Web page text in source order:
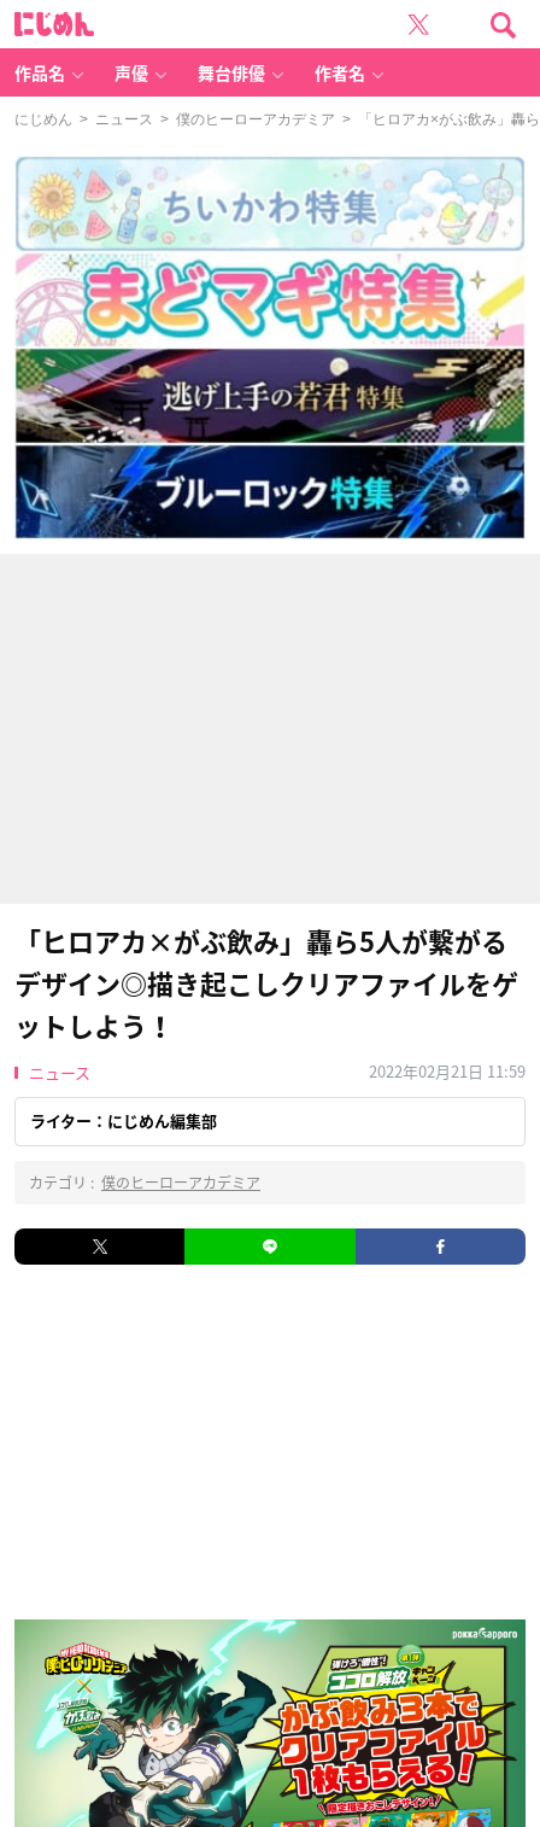
作品名 声優 舞台俳優 作者名
にじめん > ニュース > 僕のヒーローアカデミア > 「ヒロアカ×がぶ飲み」轟
「ヒロアカ×がぶ飲み」轟ら5人が繋がる
デザイン◎描き起こしクリアファイルをゲ
ットしよう！
ニュース 2022年02月21日 11:59
ライター：にじめん編集部
カテゴリ : 僕のヒーローアカデミア